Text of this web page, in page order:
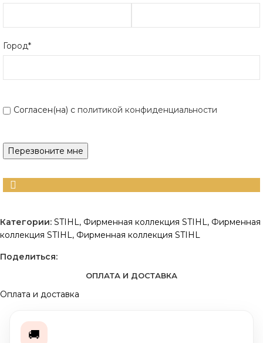
Город*
Согласен(на) с политикой конфиденциальности
Категории: STIHL, Фирменная коллекция STIHL, Фирменная
коллекция STIHL, Фирменная коллекция STIHL
Поделиться:
ОПЛАТА И ДОСТАВКА
Оплата и доставка
🚚